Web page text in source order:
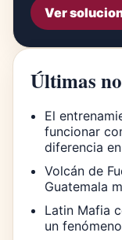
Ver
Últimas
El
funcionar
diferencia
Volcán de
Guatemala
Latin Mafia
un